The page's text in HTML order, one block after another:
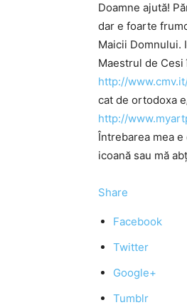
Doamne ajută!
dar e foarte
Maicii Domnului.
Maestrul de Cesi
http://
cat de ortodoxa
http://
Întrebarea mea
icoană sau mă
Share
Facebook
Twitter
Google+
Tumblr